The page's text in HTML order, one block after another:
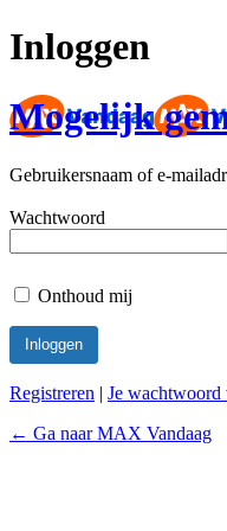
Inloggen
Mogelijk
Gebruikersnaam of e-
Wachtwoord
Onthoud mij
Registreren | Je wachtwoord
← Ga naar MAX Vandaag